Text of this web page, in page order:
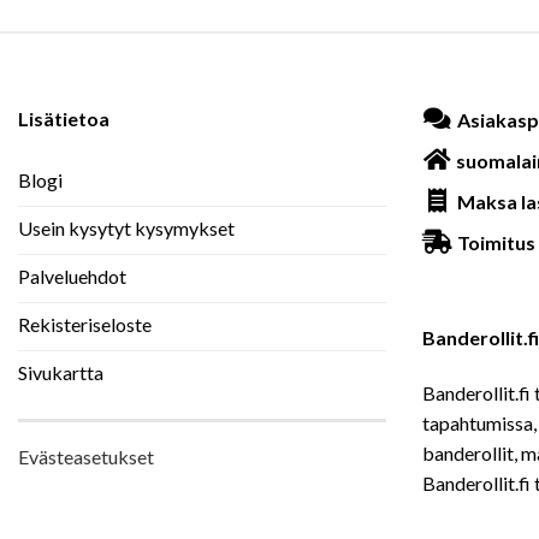
Lisätietoa
Blogi
Usein kysytyt kysymykset
Palveluehdot
Rekisteriseloste
Sivukartta
Evästeasetukset
Maksa
Toimitus
Banderollit.fi
banderollit,
Banderollit.fi